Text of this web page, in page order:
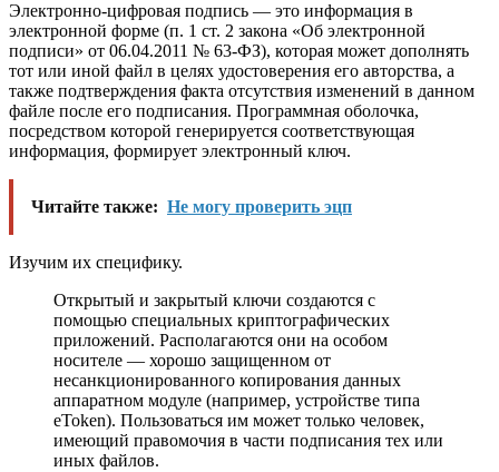
Электронно-цифровая подпись — это информация в
электронной форме (п. 1 ст. 2 закона «Об электронной
подписи» от 06.04.2011 № 63-ФЗ), которая может дополнять
тот или иной файл в целях удостоверения его авторства, а
также подтверждения факта отсутствия изменений в данном
файле после его подписания. Программная оболочка,
посредством которой генерируется соответствующая
информация, формирует электронный ключ.
Читайте также: Не могу проверить эцп
Изучим их специфику.
Открытый и закрытый ключи создаются с
помощью специальных криптографических
приложений. Располагаются они на особом
носителе — хорошо защищенном от
несанкционированного копирования данных
аппаратном модуле (например, устройстве типа
eToken). Пользоваться им может только человек,
имеющий правомочия в части подписания тех или
иных файлов.